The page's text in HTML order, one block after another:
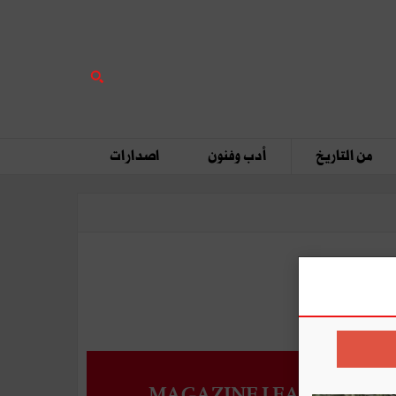
من التاريخ أدب وفنون اصدارات